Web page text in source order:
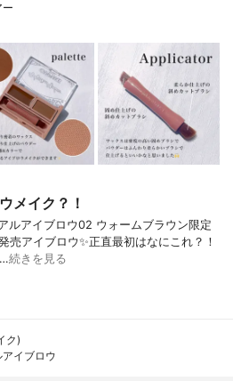
メイク？！
ルアイブロウ02 ウォームブラウン限定
売アイブロウ✨正直最初はなにこれ？！
続きを見る
ク)
イブロウ